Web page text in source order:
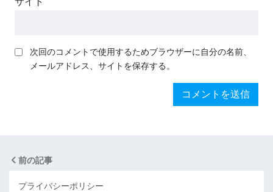
次回のコメントで使用するためブラウザーに自分の名前、
メールアドレス、サイトを保存する。
前の記事
プライバシーポリシー